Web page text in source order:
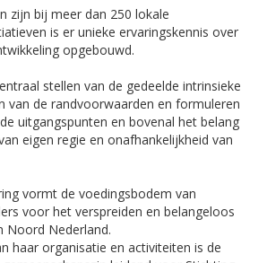
zijn bij meer dan 250 lokale
is er unieke ervaringskennis over
opgebouwd.
stellen van de gedeelde intrinsieke
van de randvoorwaarden en formuleren
uitgangspunten en bovenal het belang
eigen regie en onafhankelijkheid van
vormt de voedingsbodem van
voor het verspreiden en belangeloos
Noord Nederland.
haar organisatie en activiteiten is de